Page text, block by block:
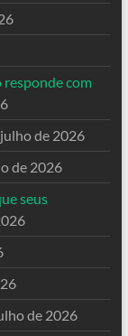
com
de 2026
de 2026
seus
de 2026